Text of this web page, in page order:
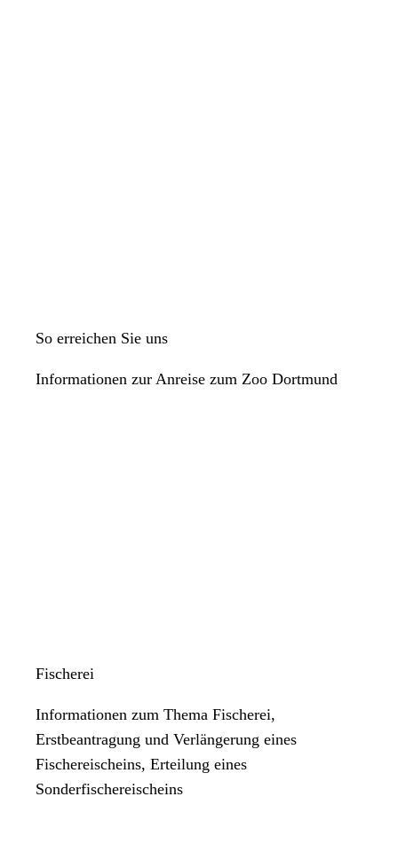
So erreichen Sie uns
Informationen zur Anreise zum Zoo Dortmund
Fischerei
Informationen zum Thema Fischerei,
Erstbeantragung und Verlängerung eines
Fischereischeins, Erteilung eines
Sonderfischereischeins